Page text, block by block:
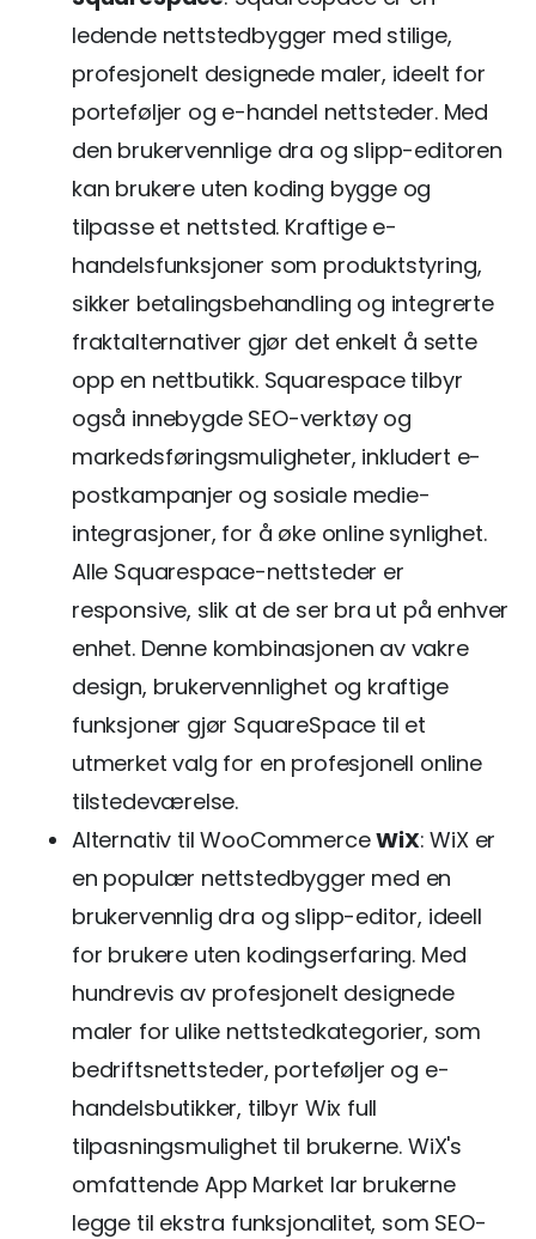
ledende nettstedbygger med stilige,
profesjonelt designede maler, ideelt for
porteføljer og e-handel nettsteder. Med
den brukervennlige dra og slipp-editoren
kan brukere uten koding bygge og
tilpasse et nettsted. Kraftige e-
handelsfunksjoner som produktstyring,
sikker betalingsbehandling og integrerte
fraktalternativer gjør det enkelt å sette
opp en nettbutikk. Squarespace tilbyr
også innebygde SEO-verktøy og
markedsføringsmuligheter, inkludert e-
postkampanjer og sosiale medie-
integrasjoner, for å øke online synlighet.
Alle Squarespace-nettsteder er
responsive, slik at de ser bra ut på enhver
enhet. Denne kombinasjonen av vakre
design, brukervennlighet og kraftige
funksjoner gjør SquareSpace til et
utmerket valg for en profesjonell online
tilstedeværelse.
Alternativ til WooCommerceWiX: WiX er
en populær nettstedbygger med en
brukervennlig dra og slipp-editor, ideell
for brukere uten kodingserfaring. Med
hundrevis av profesjonelt designede
maler for ulike nettstedkategorier, som
bedriftsnettsteder, porteføljer og e-
handelsbutikker, tilbyr Wix full
tilpasningsmulighet til brukerne. WiX's
omfattende App Market lar brukerne
legge til ekstra funksjonalitet, som SEO-